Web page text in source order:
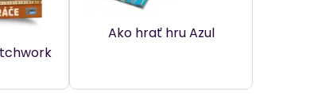
Ako hrať hru Azul